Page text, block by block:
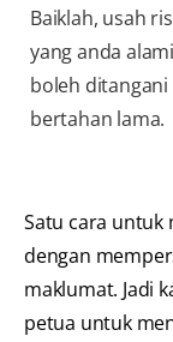
Baiklah, usah
yang anda
boleh
bertahan lama.
Satu cara untuk
dengan
maklumat. Jadi
petua untuk